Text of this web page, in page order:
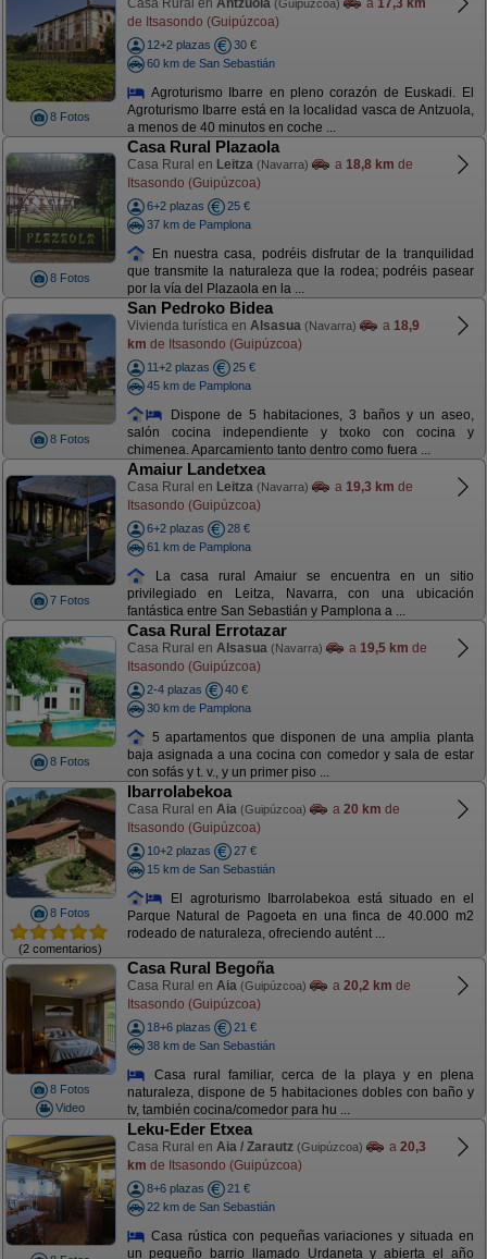
8 Fotos
Casa Rural en Antzuola (Guipúzcoa) a 17,3 km
de Itsasondo (Guipúzcoa)
12+2 plazas
30 €
60 km de San Sebastián
Agroturismo Ibarre en pleno corazón de Euskadi. El
Agroturismo Ibarre está en la localidad vasca de Antzuola,
a menos de 40 minutos en coche ...
8 Fotos
Casa Rural Plazaola
Casa Rural en Leitza (Navarra) a 18,8 km de
Itsasondo (Guipúzcoa)
6+2 plazas
25 €
37 km de Pamplona
En nuestra casa, podréis disfrutar de la tranquilidad
que transmite la naturaleza que la rodea; podréis pasear
por la vía del Plazaola en la ...
8 Fotos
San Pedroko Bidea
Vivienda turística en Alsasua (Navarra) a 18,9
km de Itsasondo (Guipúzcoa)
11+2 plazas
25 €
45 km de Pamplona
Dispone de 5 habitaciones, 3 baños y un aseo,
salón cocina independiente y txoko con cocina y
chimenea. Aparcamiento tanto dentro como fuera ...
7 Fotos
Amaiur Landetxea
Casa Rural en Leitza (Navarra) a 19,3 km de
Itsasondo (Guipúzcoa)
6+2 plazas
28 €
61 km de Pamplona
La casa rural Amaiur se encuentra en un sitio
privilegiado en Leitza, Navarra, con una ubicación
fantástica entre San Sebastián y Pamplona a ...
8 Fotos
Casa Rural Errotazar
Casa Rural en Alsasua (Navarra) a 19,5 km de
Itsasondo (Guipúzcoa)
2-4 plazas
40 €
30 km de Pamplona
5 apartamentos que disponen de una amplia planta
baja asignada a una cocina con comedor y sala de estar
con sofás y t. v., y un primer piso ...
8 Fotos
(2 comentarios)
Ibarrolabekoa
Casa Rural en Aia (Guipúzcoa) a 20 km de
Itsasondo (Guipúzcoa)
10+2 plazas
27 €
15 km de San Sebastián
El agroturismo Ibarrolabekoa está situado en el
Parque Natural de Pagoeta en una finca de 40.000 m2
rodeado de naturaleza, ofreciendo autént ...
8 Fotos
Video
Casa Rural Begoña
Casa Rural en Aia (Guipúzcoa) a 20,2 km de
Itsasondo (Guipúzcoa)
18+6 plazas
21 €
38 km de San Sebastián
Casa rural familiar, cerca de la playa y en plena
naturaleza, dispone de 5 habitaciones dobles con baño y
tv, también cocina/comedor para hu ...
Leku-Eder Etxea
Casa Rural en Aia / Zarautz (Guipúzcoa) a 20,3
km de Itsasondo (Guipúzcoa)
8+6 plazas
21 €
22 km de San Sebastián
Casa rústica con pequeñas variaciones y situada en
un pequeño barrio llamado Urdaneta y abierta el año